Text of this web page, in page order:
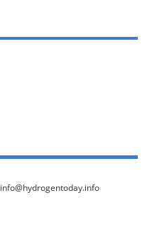
info@hydrogentoday.info